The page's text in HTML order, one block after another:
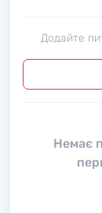
Додайте
Немає